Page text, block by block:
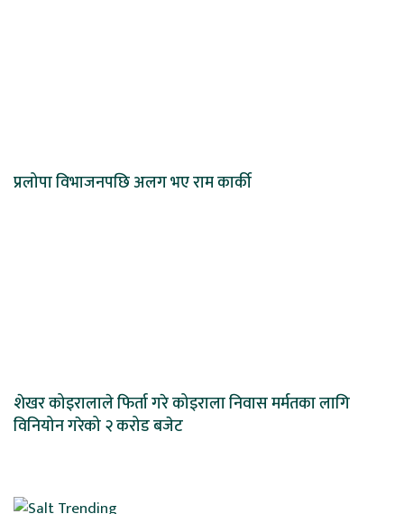
प्रलोपा विभाजनपछि अलग भए राम कार्की
शेखर कोइरालाले फिर्ता गरे कोइराला निवास मर्मतका लागि
विनियोन गरेको २ करोड बजेट